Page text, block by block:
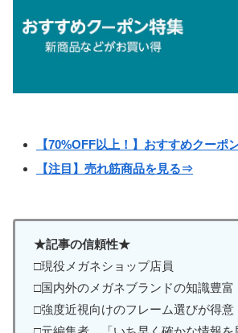
【70%OFF以上！】おすすめクー
【注目】売れ筋商品を見る⇒
★記事の信頼性★
□現役メガネショップ店員
□国内外のメガネブランドの知識豊富
□強度近視向けのフレーム選びが得意